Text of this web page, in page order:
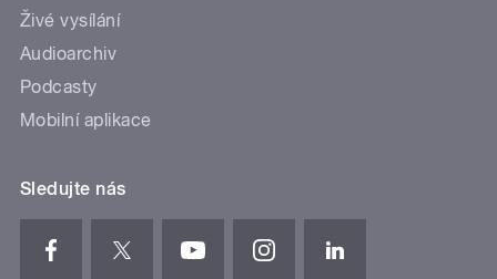
Živé vysílání
Audioarchiv
Podcasty
Mobilní aplikace
Sledujte nás